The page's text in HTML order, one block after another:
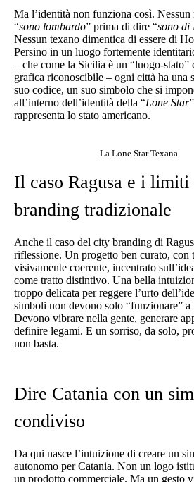
Ma l’identità non funziona così. Nessun
“sono lombardo” prima di dire “sono di
Nessun texano dimentica di essere di
Persino in un luogo fortemente
– che come la Sicilia è un “luogo-stato”
grafica riconoscibile – ogni città ha una
suo codice, un suo simbolo che si
all’interno dell’identità della “Lone Star
rappresenta lo stato americano.
La Lone Star Texana
Il caso Ragusa e i limiti
branding tradizionale
Anche il caso del city branding di
riflessione. Un progetto ben curato, con
visivamente coerente, incentrato
come tratto distintivo. Una bella
troppo delicata per reggere l’urto
simboli non devono solo “funzionare”
Devono vibrare nella gente, generare
definire legami. E un sorriso, da solo,
non basta.
Dire Catania con un
condiviso
Da qui nasce l’intuizione di creare un
autonomo per Catania. Non un logo
un prodotto commerciale. Ma un gesto